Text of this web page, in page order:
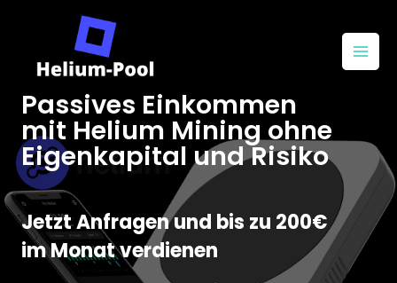
Passives Einkommen
mit Helium Mining ohne
Eigenkapital und Risiko
Jetzt Anfragen und bis zu 200€
im Monat verdienen